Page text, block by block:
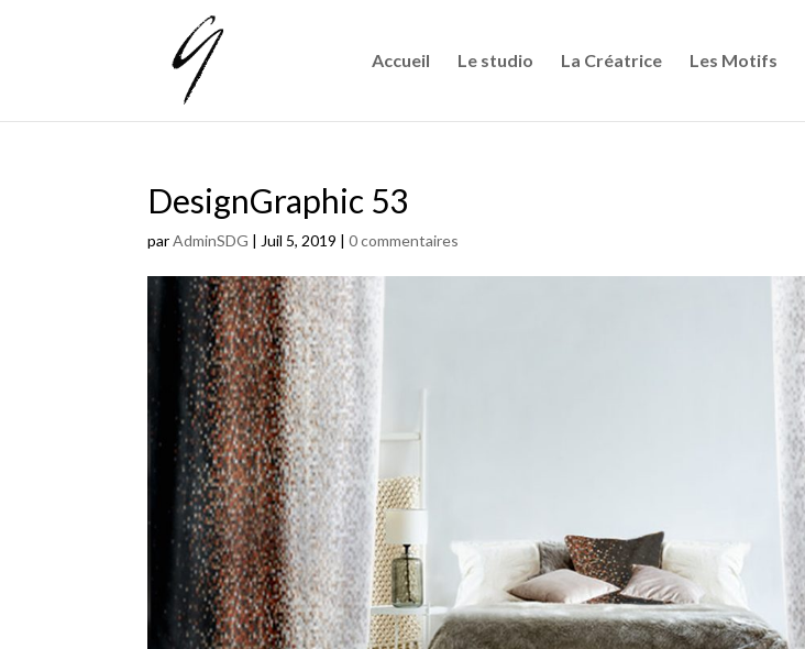
Accueil Le studio La Créatrice Les Motifs
DesignGraphic 53
parAdminSDG | Juil 5, 2019 |0 commentaires